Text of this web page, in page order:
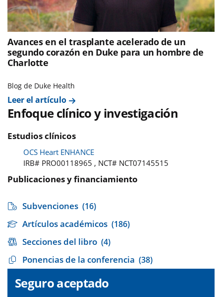
Avances en el trasplante acelerado de un
segundo corazón en Duke para un hombre de
Charlotte
Blog de Duke Health
Leer el artículo
Enfoque clínico y investigación
Estudios clínicos
OCS Heart ENHANCE
IRB# PRO00118965 , NCT# NCT07145515
Publicaciones y financiamiento
Subvenciones (16)
Artículos académicos (186)
Secciones del libro (4)
Ponencias de la conferencia (38)
Seguro aceptado